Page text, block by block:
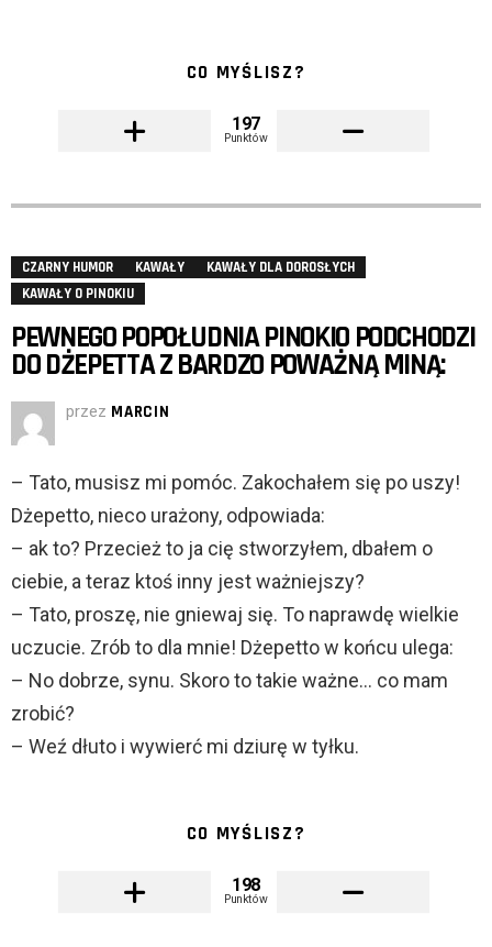
CO MYŚLISZ?
197
Punktów
CZARNY HUMOR KAWAŁY
KAWAŁY DLA DOROSŁYCH
KAWAŁY O PINOKIU
PEWNEGO POPOŁUDNIA PINOKIO PODCHODZI
DO DŻEPETTA Z BARDZO POWAŻNĄ MINĄ:
przez MARCIN
– Tato, musisz mi pomóc. Zakochałem się po uszy!
Dżepetto, nieco urażony, odpowiada:
– ak to? Przecież to ja cię stworzyłem, dbałem o
ciebie, a teraz ktoś inny jest ważniejszy?
– Tato, proszę, nie gniewaj się. To naprawdę wielkie
uczucie. Zrób to dla mnie! Dżepetto w końcu ulega:
– No dobrze, synu. Skoro to takie ważne… co mam
zrobić?
– Weź dłuto i wywierć mi dziurę w tyłku.
CO MYŚLISZ?
198
Punktów